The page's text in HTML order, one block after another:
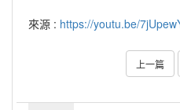
來源 : https://youtu.be/
上一篇